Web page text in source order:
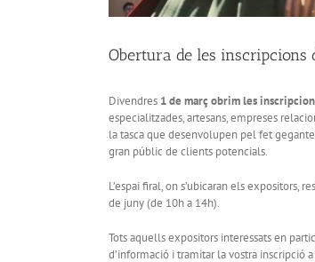
Obertura de les inscripcions
Divendres 1 de març obrim les
especialitzades, artesans, empreses
la tasca que desenvolupen pel fet
gran públic de clients potencials.
L’espai firal, on s’ubicaran els
de juny (de 10h a 14h).
Tots aquells expositors interessats en
d’informació i tramitar la vostra inscripció